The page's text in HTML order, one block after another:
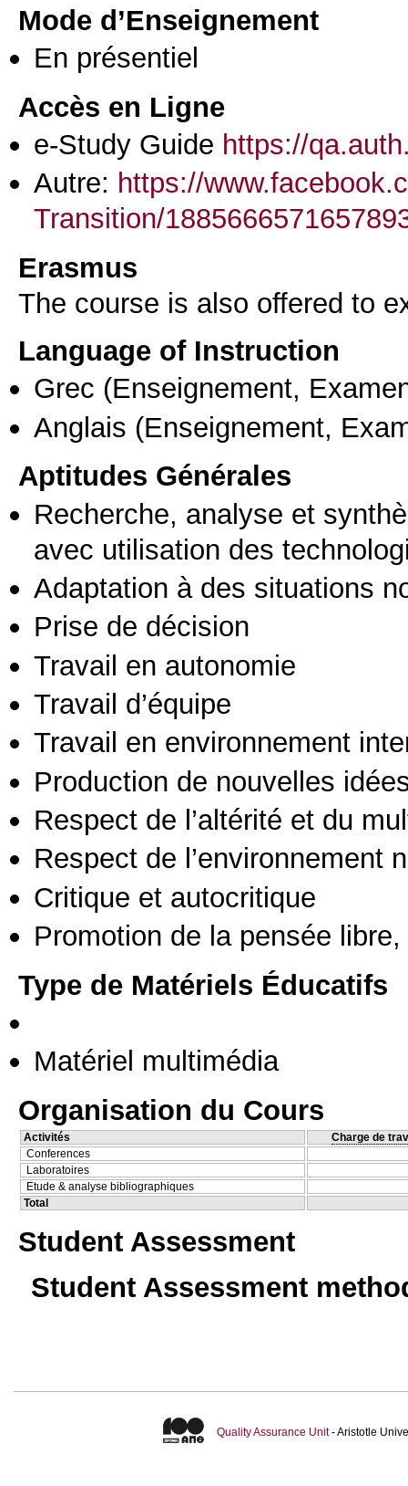
Mode d’Enseignement
En présentiel
Accès en Ligne
e-Study Guide https://
Autre: https://
Transition/
Erasmus
The course is also offered to
Language of Instruction
Grec (Enseignement,
Anglais (Enseignement,
Aptitudes Générales
Recherche, analyse et
avec utilisation des
Adaptation à des situations
Prise de décision
Travail en autonomie
Travail d’équipe
Travail en environnement
Production de nouvelles
Respect de l’altérité et du
Respect de l’environnement
Critique et autocritique
Promotion de la pensée
Type de Matériels Éducatifs
Matériel multimédia
Organisation du Cours
Activités
Charge de
Conferences
Laboratoires
Etude & analyse bibliographiques
Total
Student Assessment
Student Assessment
Quality Assurance Unit- Aristotle